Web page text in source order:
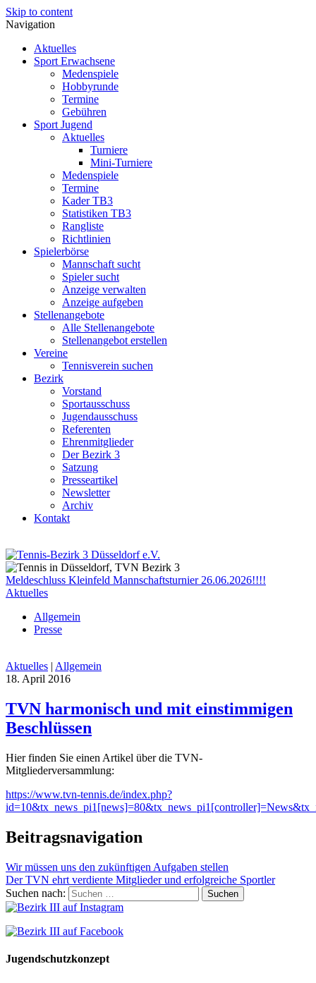
Skip to content
Navigation
Aktuelles
Sport Erwachsene
Medenspiele
Hobbyrunde
Termine
Gebühren
Sport Jugend
Aktuelles
Turniere
Mini-Turniere
Medenspiele
Termine
Kader TB3
Statistiken TB3
Rangliste
Richtlinien
Spielerbörse
Mannschaft sucht
Spieler sucht
Anzeige verwalten
Anzeige aufgeben
Stellenangebote
Alle Stellenangebote
Stellenangebot erstellen
Vereine
Tennisverein suchen
Bezirk
Vorstand
Sportausschuss
Jugendausschuss
Referenten
Ehrenmitglieder
Der Bezirk 3
Satzung
Presseartikel
Newsletter
Archiv
Kontakt
Meldeschluss Kleinfeld Mannschaftsturnier 26.06.2026!!!!
Aktuelles
Allgemein
Presse
Aktuelles | Allgemein
18. April 2016
TVN harmonisch und mit einstimmigen
Beschlüssen
Hier finden Sie einen Artikel über die TVN-
Mitgliederversammlung:
https://www.tvn-tennis.de/index.php?
Beitragsnavigation
Wir müssen uns den zukünftigen Aufgaben stellen
Der TVN ehrt verdiente Mitglieder und erfolgreiche Sportler
Suchen nach:
Jugendschutzkonzept